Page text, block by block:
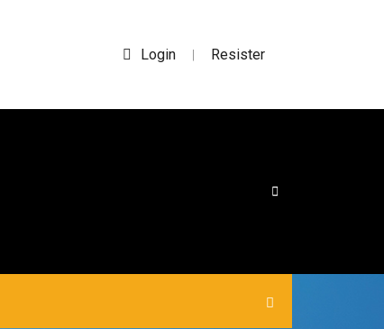
Login | Resister